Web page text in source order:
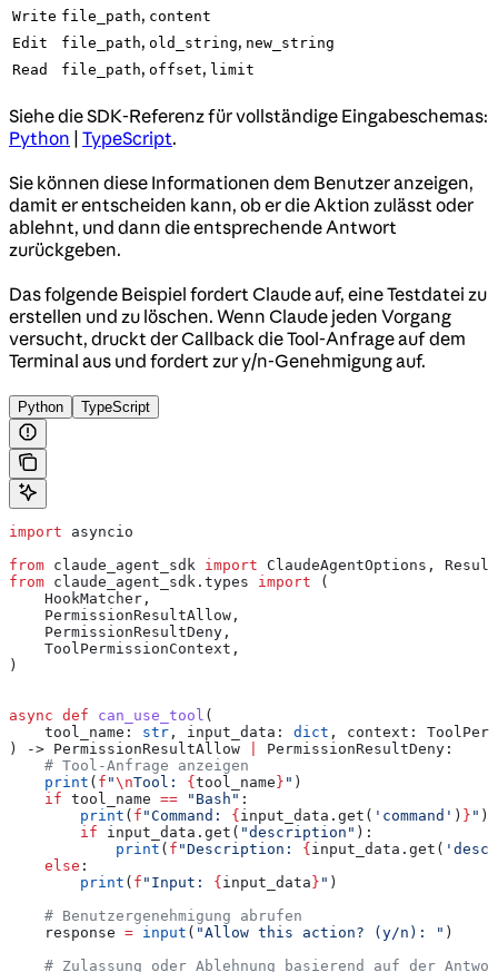
Write file_path, content
Edit
file_path, old_string, new_string
Read
file_path, offset, limit
Siehe die SDK-Referenz für vollständige Eingabeschemas:
Python TypeScript.
Sie können diese Informationen dem Benutzer anzeigen,
damit er entscheiden kann, ob er die Aktion zulässt oder
ablehnt, und dann die entsprechende Antwort
zurückgeben.
Das folgende Beispiel fordert Claude auf, eine Testdatei zu
erstellen und zu löschen. Wenn Claude jeden Vorgang
versucht, druckt der Callback die Tool-Anfrage auf dem
Terminal aus und fordert zur y/n-Genehmigung auf.
Python TypeScript
import asyncio
from claude_agent_sdk import ClaudeAgentOptions,
from claude_agent_sdk.types import (
    HookMatcher,
    PermissionResultAllow,
    PermissionResultDeny,
    ToolPermissionContext,
)
async def can_use_tool (
    tool_name
: str , input_data : dict , context :
) -> PermissionResultAllow
PermissionResultDeny:
    # Tool-Anfrage anzeigen
    print
( f "\nTool: { tool_name } " )
    if
tool_name == "Bash" :
        print
( f "Command: { input_data.get( 'command' ) } " )
        if
input_data.get( "description" ):
            print
( f "Description: { input_data.get(
    else
:
        print
( f "Input: { input_data } " )
    # Benutzergenehmigung abrufen
    response
= input ( "Allow this action? (y/n): " )
# Zulassung oder Ablehnung basierend auf der